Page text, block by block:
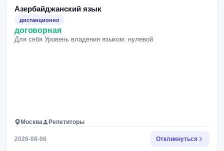
Азербайджанский язык
дистанционно
договорная
Для себя Уровень владения языком: нулевой
Москва Репетиторы
2026-08-06 Откликнуться